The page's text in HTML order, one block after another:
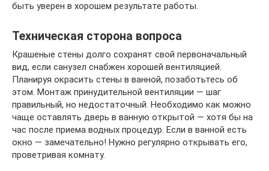
быть уверен в хорошем результате работы.
Техническая сторона вопроса
Крашеные стены долго сохранят свой первоначальный
вид, если санузел снабжен хорошей вентиляцией.
Планируя окрасить стены в ванной, позаботьтесь об
этом. Монтаж принудительной вентиляции — шаг
правильный, но недостаточный. Необходимо как можно
чаще оставлять дверь в ванную открытой — хотя бы на
час после приема водных процедур. Если в ванной есть
окно — замечательно! Нужно регулярно открывать его,
проветривая комнату.